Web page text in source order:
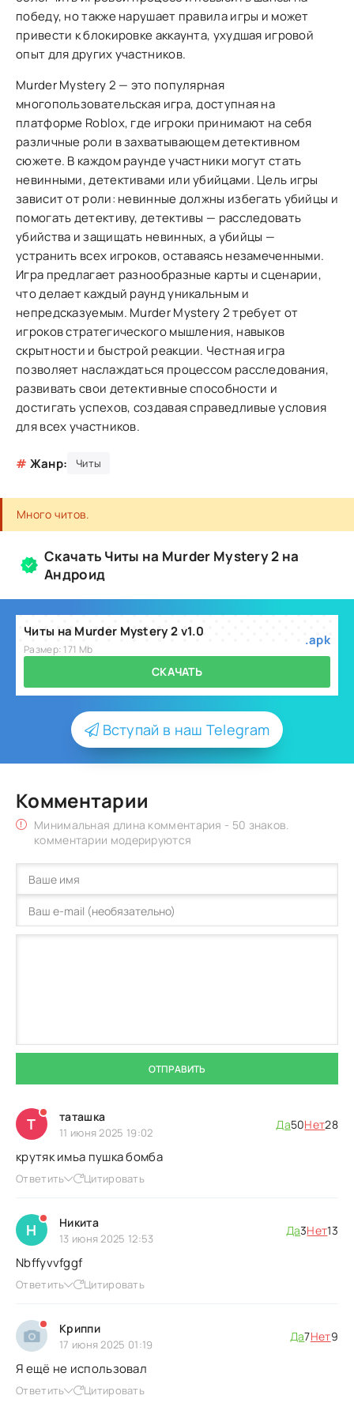
победу, но также нарушает правила игры и может
привести к блокировке аккаунта, ухудшая игровой
опыт для других участников.
Murder Mystery 2 — это популярная
многопользовательская игра, доступная на
платформе Roblox, где игроки принимают на себя
различные роли в захватывающем детективном
сюжете. В каждом раунде участники могут стать
невинными, детективами или убийцами. Цель игры
зависит от роли: невинные должны избегать убийцы и
помогать детективу, детективы — расследовать
убийства и защищать невинных, а убийцы —
устранить всех игроков, оставаясь незамеченными.
Игра предлагает разнообразные карты и сценарии,
что делает каждый раунд уникальным и
непредсказуемым. Murder Mystery 2 требует от
игроков стратегического мышления, навыков
скрытности и быстрой реакции. Честная игра
позволяет наслаждаться процессом расследования,
развивать свои детективные способности и
достигать успехов, создавая справедливые условия
для всех участников.
# Жанр: Читы
Много читов.
Скачать Читы на Murder Mystery 2 на
Андроид
Читы на Murder Mystery 2 v1.0
Размер: 171 Mb
.apk
СКАЧАТЬ
Вступай в наш Telegram
Комментарии
Минимальная длина комментария - 50 знаков.
комментарии модерируются
ОТПРАВИТЬ
Т таташка
11 июня 2025 19:02
Да50Нет28
крутяк имьа пушка бомба
Ответить Цитировать
Н Никита
13 июня 2025 12:53
Да3Нет13
Nbffyvvfggf
Ответить Цитировать
Криппи
17 июня 2025 01:19
Да7Нет9
Я ещё не использовал
Ответить Цитировать